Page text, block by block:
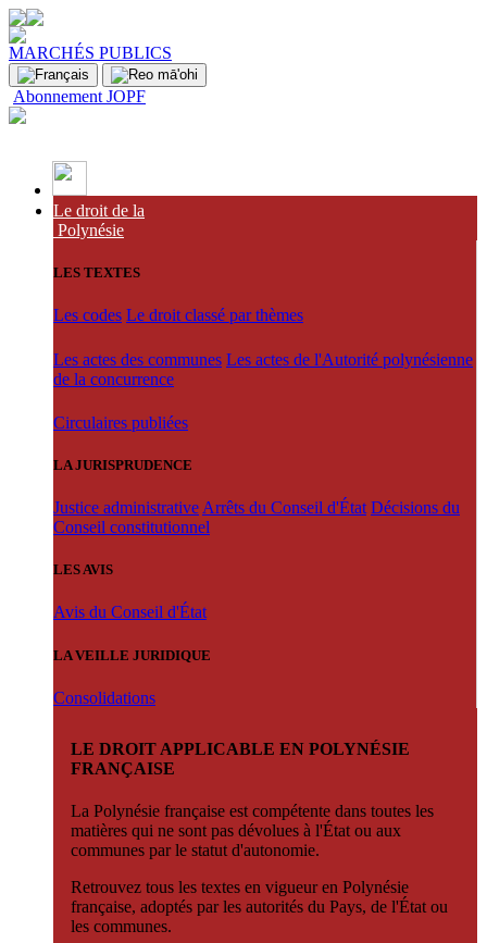
MARCHÉS PUBLICS
Abonnement JOPF
Le droit de la
Polynésie
LES TEXTES
Les codes Le droit classé par thèmes
Les actes des communes Les actes de l'Autorité polynésienne
de la concurrence
Circulaires publiées
LA JURISPRUDENCE
Justice administrative Arrêts du Conseil d'État Décisions du
Conseil constitutionnel
LES AVIS
Avis du Conseil d'État
LA VEILLE JURIDIQUE
Consolidations
LE DROIT APPLICABLE EN POLYNÉSIE
FRANÇAISE
La Polynésie française est compétente dans toutes les
matières qui ne sont pas dévolues à l'État ou aux
communes par le statut d'autonomie.
Retrouvez tous les textes en vigueur en Polynésie
française, adoptés par les autorités du Pays, de l'État ou
les communes.